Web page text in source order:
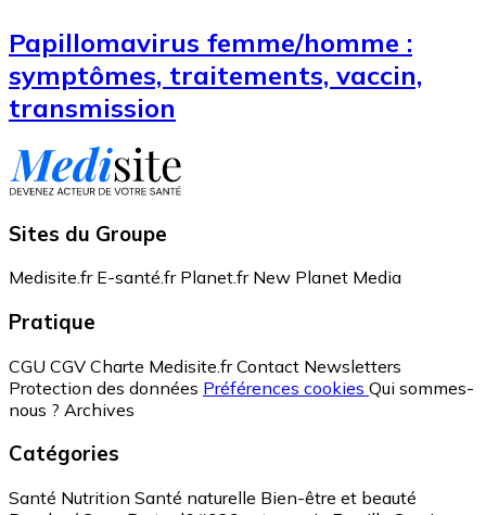
Papillomavirus femme/homme :
symptômes, traitements, vaccin,
transmission
Sites du Groupe
Medisite.fr E-santé.fr Planet.fr New Planet Media
Pratique
CGU CGV Charte Medisite.fr Contact Newsletters
Protection des données Préférences cookies Qui sommes-
nous ? Archives
Catégories
Santé Nutrition Santé naturelle Bien-être et beauté